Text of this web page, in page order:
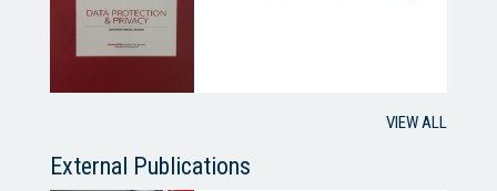
VIEW ALL
External Publications